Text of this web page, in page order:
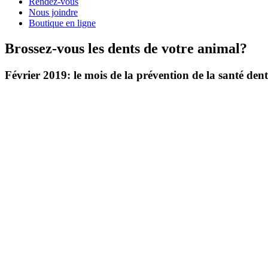
Nous joindre
Boutique en ligne
Brossez-vous les dents de votre animal?
Février 2019: le mois de la prévention de la santé